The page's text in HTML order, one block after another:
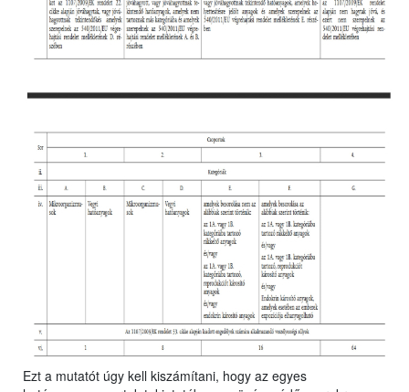
Ezt a mutatót úgy kell kiszámítani, hogy az egyes